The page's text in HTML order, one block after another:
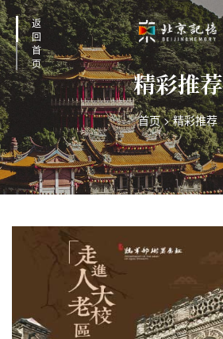
返
回
首
页
精彩推荐
首页>精彩推荐